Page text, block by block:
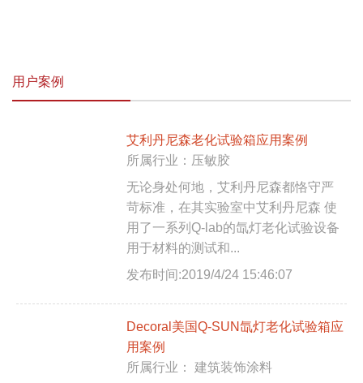
用户案例
艾利丹尼森老化试验箱应用案例
所属行业：压敏胶
无论身处何地，艾利丹尼森都恪守严
苛标准，在其实验室中艾利丹尼森 使
用了一系列Q-lab的氙灯老化试验设备
用于材料的测试和...
发布时间:2019/4/24 15:46:07
Decoral美国Q-SUN氙灯老化试验箱应
用案例
所属行业： 建筑装饰涂料